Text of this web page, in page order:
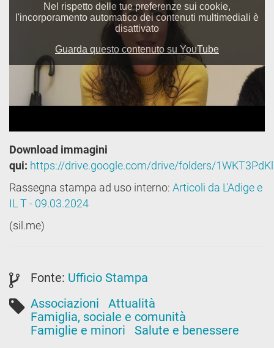
Download immagini
qui: https://drive.google.com/drive/folders/
Rassegna stampa ad uso interno: Articoli da L'Adige e
IL T - 09.03.2024
(sil.me)
Fonte: Ufficio Stampa
Associazioni
Attualità
Famiglia, sociale e comunità
Famiglie e minori
Salute e benessere